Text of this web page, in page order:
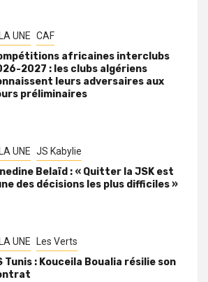
UNE CAF
africaines interclubs
2027 : les clubs algériens
leurs adversaires aux
préliminaires
UNE JS Kabylie
Belaïd : « Quitter la JSK est
des décisions les plus difficiles »
UNE Les Verts
Tunis : Kouceila Boualia résilie son